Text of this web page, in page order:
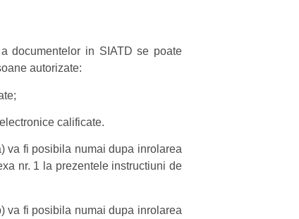
documentelor in SIATD se poate
autorizate:
calificate.
va fi posibila numai dupa inrolarea
nr. 1 la prezentele instructiuni de
va fi posibila numai dupa inrolarea